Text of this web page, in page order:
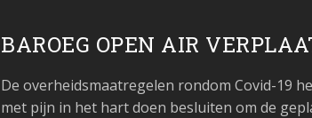
BAROEG OPEN AIR
De overheidsmaatregelen rondom Covid-19
met pijn in het hart doen besluiten om de